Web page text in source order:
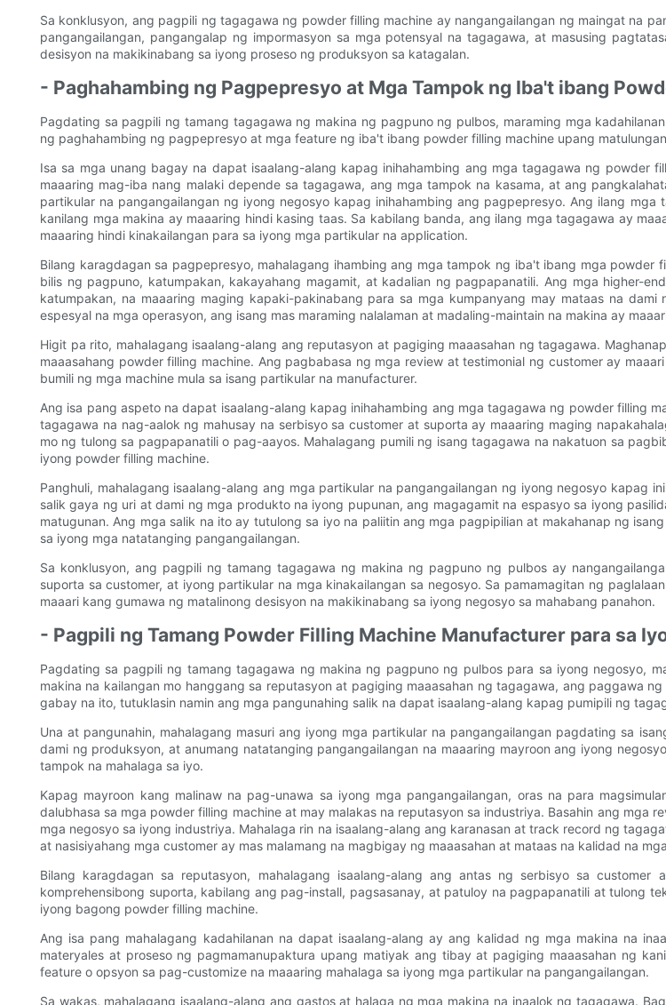
Sa konklusyon, ang pagpili ng tagagawa ng powder filling machine ay nangangailangan ng maingat na
pangangailangan, pangangalap ng impormasyon sa mga potensyal na tagagawa, at masusing
desisyon na makikinabang sa iyong proseso ng produksyon sa katagalan.
- Paghahambing ng Pagpepresyo at Mga Tampok ng Iba't ibang
Pagdating sa pagpili ng tamang tagagawa ng makina ng pagpuno ng pulbos, maraming mga
ng paghahambing ng pagpepresyo at mga feature ng iba't ibang powder filling machine upang
Isa sa mga unang bagay na dapat isaalang-alang kapag inihahambing ang mga tagagawa ng powder
maaaring mag-iba nang malaki depende sa tagagawa, ang mga tampok na kasama, at ang
partikular na pangangailangan ng iyong negosyo kapag inihahambing ang pagpepresyo. Ang ilang
kanilang mga makina ay maaaring hindi kasing taas. Sa kabilang banda, ang ilang mga tagagawa ay
maaaring hindi kinakailangan para sa iyong mga partikular na application.
Bilang karagdagan sa pagpepresyo, mahalagang ihambing ang mga tampok ng iba't ibang mga
bilis ng pagpuno, katumpakan, kakayahang magamit, at kadalian ng pagpapanatili. Ang mga higher-
katumpakan, na maaaring maging kapaki-pakinabang para sa mga kumpanyang may mataas na
espesyal na mga operasyon, ang isang mas maraming nalalaman at madaling-maintain na makina ay
Higit pa rito, mahalagang isaalang-alang ang reputasyon at pagiging maaasahan ng tagagawa.
maaasahang powder filling machine. Ang pagbabasa ng mga review at testimonial ng customer ay
bumili ng mga machine mula sa isang partikular na manufacturer.
Ang isa pang aspeto na dapat isaalang-alang kapag inihahambing ang mga tagagawa ng powder filling
tagagawa na nag-aalok ng mahusay na serbisyo sa customer at suporta ay maaaring maging
mo ng tulong sa pagpapanatili o pag-aayos. Mahalagang pumili ng isang tagagawa na nakatuon sa
iyong powder filling machine.
Panghuli, mahalagang isaalang-alang ang mga partikular na pangangailangan ng iyong negosyo kapag
salik gaya ng uri at dami ng mga produkto na iyong pupunan, ang magagamit na espasyo sa iyong
matugunan. Ang mga salik na ito ay tutulong sa iyo na paliitin ang mga pagpipilian at makahanap ng
sa iyong mga natatanging pangangailangan.
Sa konklusyon, ang pagpili ng tamang tagagawa ng makina ng pagpuno ng pulbos ay
suporta sa customer, at iyong partikular na mga kinakailangan sa negosyo. Sa pamamagitan ng
maaari kang gumawa ng matalinong desisyon na makikinabang sa iyong negosyo sa mahabang panahon.
- Pagpili ng Tamang Powder Filling Machine Manufacturer para sa
Pagdating sa pagpili ng tamang tagagawa ng makina ng pagpuno ng pulbos para sa iyong negosyo,
makina na kailangan mo hanggang sa reputasyon at pagiging maaasahan ng tagagawa, ang paggawa
gabay na ito, tutuklasin namin ang mga pangunahing salik na dapat isaalang-alang kapag pumipili ng
Una at pangunahin, mahalagang masuri ang iyong mga partikular na pangangailangan pagdating sa
dami ng produksyon, at anumang natatanging pangangailangan na maaaring mayroon ang iyong
tampok na mahalaga sa iyo.
Kapag mayroon kang malinaw na pag-unawa sa iyong mga pangangailangan, oras na para
dalubhasa sa mga powder filling machine at may malakas na reputasyon sa industriya. Basahin ang mga
mga negosyo sa iyong industriya. Mahalaga rin na isaalang-alang ang karanasan at track record ng
at nasisiyahang mga customer ay mas malamang na magbigay ng maaasahan at mataas na kalidad na
Bilang karagdagan sa reputasyon, mahalagang isaalang-alang ang antas ng serbisyo sa
komprehensibong suporta, kabilang ang pag-install, pagsasanay, at patuloy na pagpapanatili at tulong
iyong bagong powder filling machine.
Ang isa pang mahalagang kadahilanan na dapat isaalang-alang ay ang kalidad ng mga makina na
materyales at proseso ng pagmamanupaktura upang matiyak ang tibay at pagiging maaasahan ng
feature o opsyon sa pag-customize na maaaring mahalaga sa iyong mga partikular na pangangailangan.
Sa wakas, mahalagang isaalang-alang ang gastos at halaga ng mga makina na inaalok ng tagagawa.